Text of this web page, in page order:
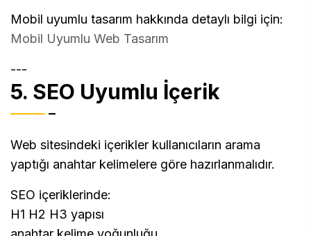
Mobil uyumlu tasarım hakkında detaylı bilgi için:
Mobil Uyumlu Web Tasarım
---
5. SEO Uyumlu İçerik
Web sitesindeki içerikler kullanıcıların arama
yaptığı anahtar kelimelere göre hazırlanmalıdır.
SEO içeriklerinde:
H1 H2 H3 yapısı